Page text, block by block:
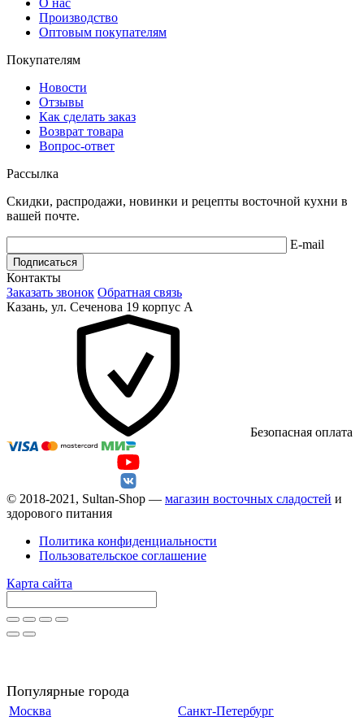
О нас
Производство
Оптовым покупателям
Покупателям
Новости
Отзывы
Как сделать заказ
Возврат товара
Вопрос-ответ
Рассылка
Скидки, распродажи, новинки и рецепты восточной кухни в
вашей почте.
E-mail
Подписаться
Контакты
Заказать звонок Обратная связь
Казань, ул. Сеченова 19 корпус А
Безопасная оплата
© 2018-2021, Sultan-Shop — магазин восточных сладостей и
здорового питания
Политика конфиденциальности
Пользовательское соглашение
Карта сайта
Популярные города
Москва
Санкт-Петербург